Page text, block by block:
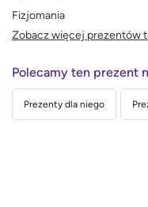
Fizjomania
Zobacz więcej prezentów
Polecamy ten prezent
Prezenty dla niego